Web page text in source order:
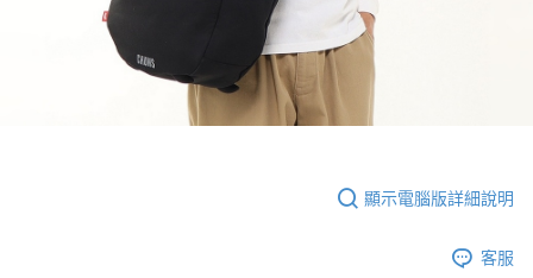
顯示電腦版詳細說明
客服